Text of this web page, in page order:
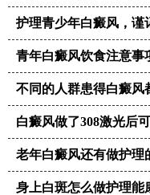
护理青少年白癜风，谨
青年白癜风饮食注意事
不同的人群患得白癜风
白癜风做了308激光后
老年白癜风还有做护理
身上白斑怎么做护理能